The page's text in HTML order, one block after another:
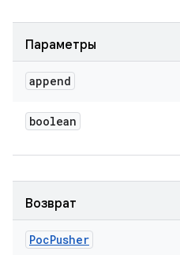
Параметры
append
boolean
Возврат
PocPusher